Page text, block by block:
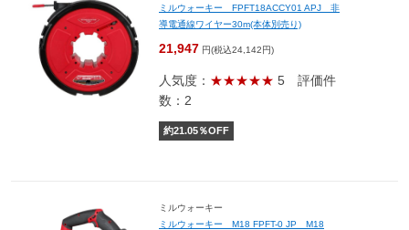
ミルウォーキー FPFT18ACCY01 APJ 非
導電通線ワイヤー30m(本体別売り)
21,947 円(税込24,142円)
人気度： ★★★★★ 5 評価件
数：2
約21.05％OFF
ミルウォーキー
ミルウォーキー M18 FPFT-0 JP M18